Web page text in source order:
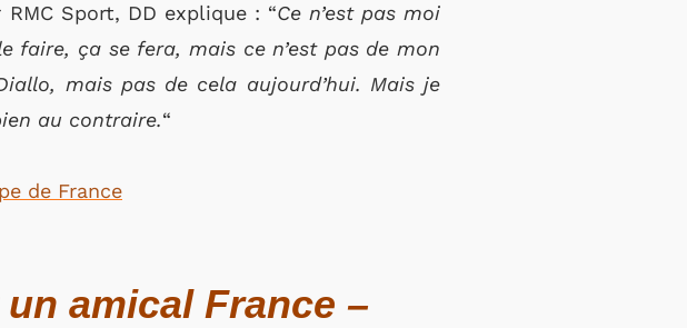
Sport, DD explique : “Ce n’est pas moi
faire, ça se fera, mais ce n’est pas de mon
mais pas de cela aujourd’hui. Mais je
au contraire.“
de France
amical France –